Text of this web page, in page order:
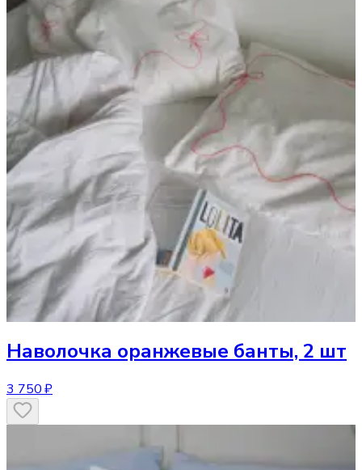
Наволочка оранжевые банты, 2 шт
3 750 ₽